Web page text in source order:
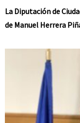
La Diputación de
de Manuel Herrera